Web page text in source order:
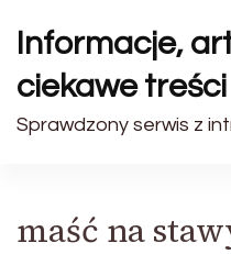
Informacje,
ciekawe treści
Sprawdzony serwis z
maść na